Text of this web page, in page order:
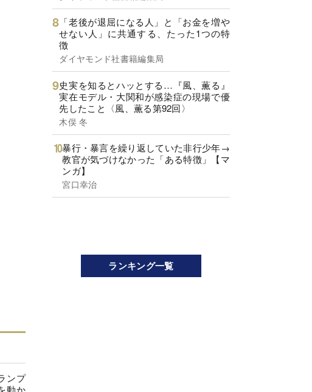
ンプ
動か
「老後が退屈になる人」と「お金を増や
せない人」に共通する、たった1つの特
徴
ダイヤモンド社書籍編集局
史実を知るとハッとする…『風、薫る』
実在モデル・大関和が感染症の現場で優
先したこと〈風、薫る第92回〉
木俣 冬
暴行・暴言を繰り返していた非行少年→
教官が気づけなかった「ある特徴」【マ
ンガ】
宮口幸治
ランキング一覧